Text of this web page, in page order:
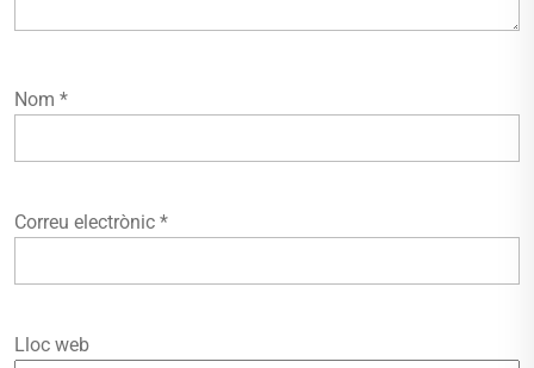
Nom *
Correu electrònic *
Lloc web